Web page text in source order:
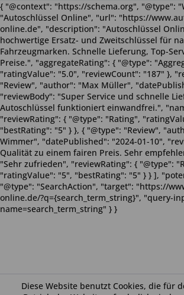
Diese Website benutzt Cookies, die für
{ "@context": "https://schema.org", "@type":
"Autoschlüssel Online", "url": "https://
online.de", "description": "Autoschlüssel
hochwertige Ersatz- und Zweitschlüssel für
Fahrzeugmarken. Schnelle Lieferung, Top-
Preise.", "aggregateRating": { "@type":
"ratingValue": "5.0", "reviewCount": "187" },
"Review", "author": "Max Müller",
"reviewBody": "Super Service und schnelle
Autoschlüssel funktioniert einwandfrei.",
"reviewRating": { "@type": "Rating",
"bestRating": "5" } }, { "@type": "Review",
Wimmer", "datePublished": "2024-01-10",
Qualität zu einem fairen Preis. Sehr
"Sehr zufrieden", "reviewRating": { "@type":
"ratingValue": "5", "bestRating": "5" } } ],
"@type": "SearchAction", "target": "https://
online.de/?q={search_term_string}", "query-
name=search_term_string" } }